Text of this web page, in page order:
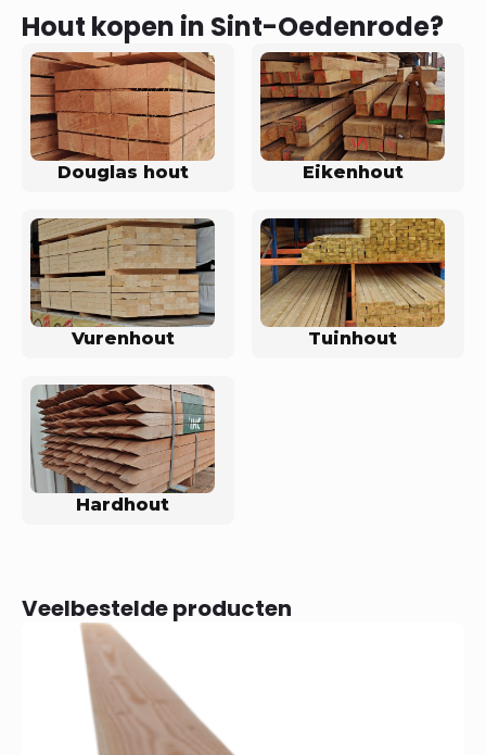
Hout kopen in Sint-Oedenrode?
Douglas hout Eikenhout
Vurenhout Tuinhout
Hardhout
Veelbestelde producten